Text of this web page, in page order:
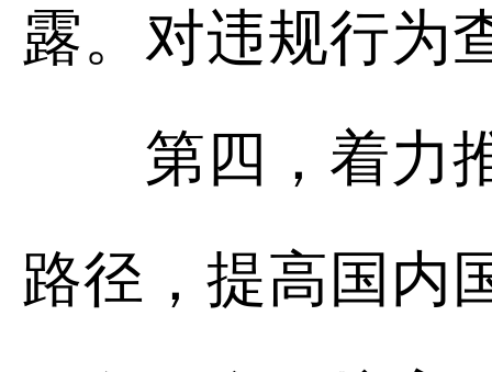
露。对违规行为
第四，着力推
路径，提高国内